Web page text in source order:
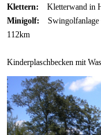
Klettern:
Kletterwand in
Minigolf:
112km
Kinderplaschbecken mit